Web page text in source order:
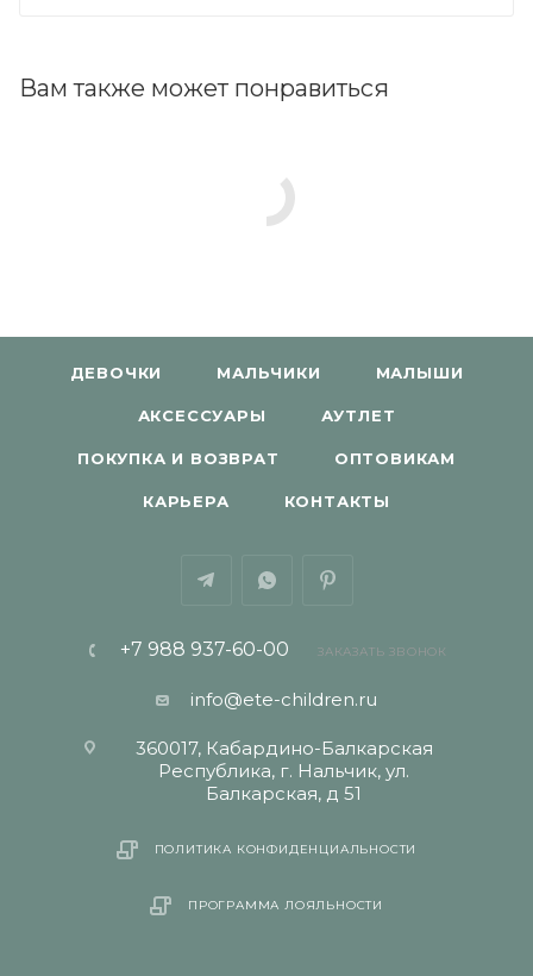
Вам также может понравиться
ДЕВОЧКИ МАЛЬЧИКИ МАЛЫШИ
АКСЕССУАРЫ АУТЛЕТ
ПОКУПКА И ВОЗВРАТ ОПТОВИКАМ
КАРЬЕРА КОНТАКТЫ
+7 988 937-60-00 ЗАКАЗАТЬ ЗВОНОК
info@ete-children.ru
360017, Кабардино-Балкарская
Республика, г. Нальчик, ул.
Балкарская, д 51
ПОЛИТИКА КОНФИДЕНЦИАЛЬНОСТИ
ПРОГРАММА ЛОЯЛЬНОСТИ